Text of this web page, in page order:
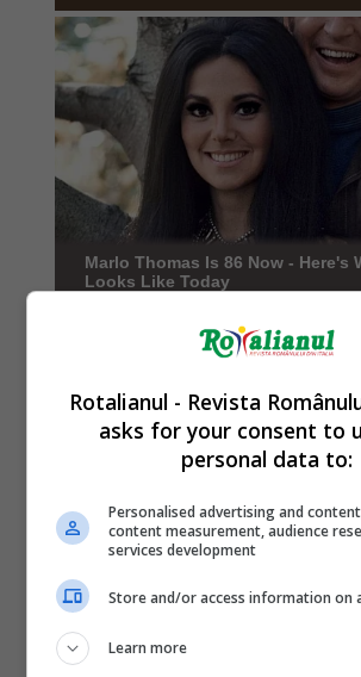
Rotalianul - Revista
asks for your consent to
personal data to:
Personalised advertising and
content measurement, audience
services development
Store and/or access information on
Learn more